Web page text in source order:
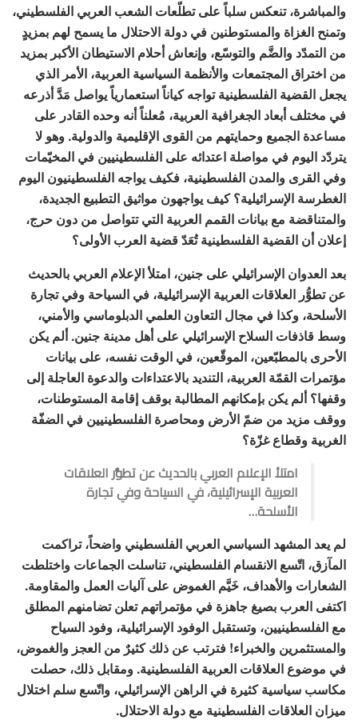
والمباشرة، تنعكس سلباً على تطلّعات الشعب العربي الفلسطيني،
وتمنح الغزاة والمستوطنين في دولة الاحتلال ما يسمح لهم بمزيدٍ
من التمدّد والضَّم والتوسّع، وإنعاش أحلام الاستيطان الأكبر بمزيد
من اختراق المجتمعات والأنظمة السياسية العربية، الأمر الذي
يجعل القضية الفلسطينية تواجه كياناً استعمارياً يواصل مَدَّ أذرعه
في مختلف أبعاد الجغرافية العربية، مُعلناً أنه وحده القادر على
مساعدة الجميع وحمايتهم من القوى الإقليمية والدولية. وهو لا
يتردّد اليوم في مواصلة اعتدائه على الفلسطينيين في المخيّمات
وفي القرى والمدن الفلسطينية، فكيف يواجه الفلسطينيون اليوم
الغطرسة الإسرائيلية؟ كيف يواجهون مواثيق التطبيع الجديدة،
والمتناقضة مع بيانات القمم العربية التي تتواصل من دون حرج،
إعلان أن القضية الفلسطينية تُعَدّ قضية العرب الأولى؟
بعد العدوان الإسرائيلي على جنين، امتلأ الإعلام العربي بالحديث
عن تطوُّر العلاقات العربية الإسرائيلية، في السياحة وفي تجارة
الأسلحة، وكذا في مجال التعاون العلمي الدبلوماسي والأمني،
وسط قاذفات السلاح الإسرائيلي على أهل مدينة جنين. ألم يكن
الأحرى بالمطبّعين، الموقّعين، في الوقت نفسه، على بيانات
مؤتمرات القمّة العربية، التنديد بالاعتداءات والدعوة العاجلة إلى
وقفها؟ ألم يكن بإمكانهم المطالبة بوقف إقامة المستوطنات،
ووقف مزيد من ضمّ الأرض ومحاصرة الفلسطينيين في الضفّة
الغربية وقطاع غزّة؟
امتلأ الإعلام العربي بالحديث عن تطوُّر العلاقات
العربية الإسرائيلية، في السياحة وفي تجارة
الأسلحة…
لم يعد المشهد السياسي العربي الفلسطيني واضحاً، تراكمت
المآزق، اتّسع الانقسام الفلسطيني، تناسلت الجماعات واختلطت
الشعارات والأهداف، خَيَّم الغموض على آليات العمل والمقاومة.
اكتفى العرب بصيغ جاهزة في مؤتمراتهم تعلن تضامنهم المطلق
مع الفلسطينيين، وتستقبل الوفود الإسرائيلية، وفود السياح
والمستثمرين والخبراء! فترتب عن ذلك كثيرٌ من العجز والغموض،
في موضوع العلاقات العربية الفلسطينية. ومقابل ذلك، حصلت
مكاسب سياسية كثيرة في الراهن الإسرائيلي، واتّسع سلم اختلال
ميزان العلاقات الفلسطينية مع دولة الاحتلال.